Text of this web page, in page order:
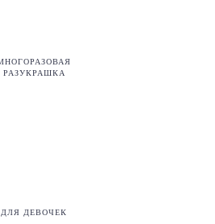
РАЗУКРАШКА
ДЛЯ ДЕВОЧЕК